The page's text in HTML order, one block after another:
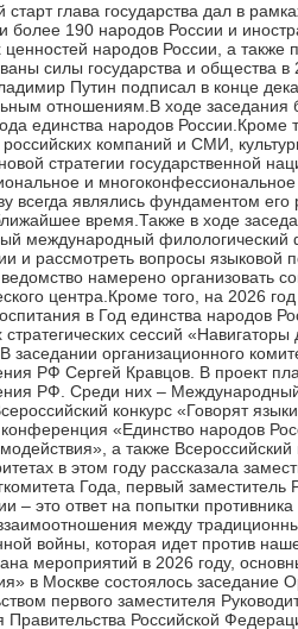
глава государства дал в
более 190 народов России и
ценностей народов России, а
силы государства и общества
Путин подписал в конце
отношениям.В ходе заседания
единства народов России.Кроме
российских компаний и СМИ,
стратегии государственной
и
всегда являлись фундаментом
время.Также в ходе
международный филологический
и рассмотреть вопросы языковой
намерено организовать
центра.Кроме того, на 2026
в Год единства народов
стратегических сессий
заседании организационного
РФ Сергей Кравцов. В проект
РФ. Среди них –
конкурс «Говорят
конференция «Единство народов
а также
в этом году рассказала
Года, первый
– это ответ на попытки
между
войны, которая идет против
мероприятий в 2026 году,
в Москве состоялось заседание
первого заместителя
Правительства Российской